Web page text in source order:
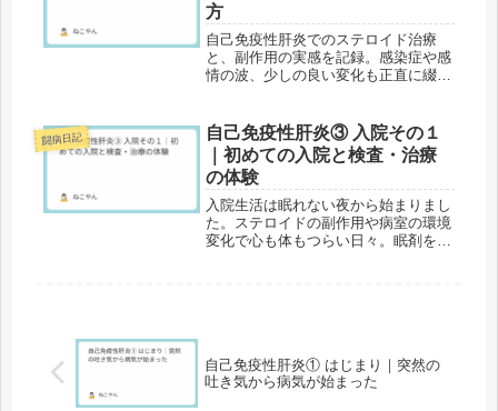
方
自己免疫性肝炎でのステロイド治療
と、副作用の実感を記録。感染症や感
情の波、少しの良い変化も正直に綴り
闘病日記
自己免疫性肝炎③ 入院その１
｜初めての入院と検査・治療
の体験
入院生活は眠れない夜から始まりまし
た。ステロイドの副作用や病室の環境
変化で心も体もつらい日々。眠剤を使
自己免疫性肝炎① はじまり｜突然の
吐き気から病気が始まった